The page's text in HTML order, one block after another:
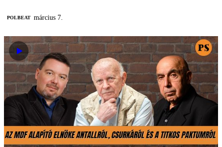
‎POLBEAT március 7.